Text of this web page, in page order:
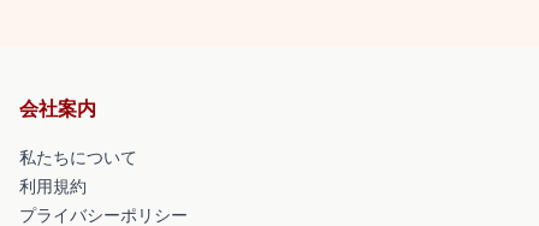
会社案内
私たちについて
利用規約
プライバシーポリシー